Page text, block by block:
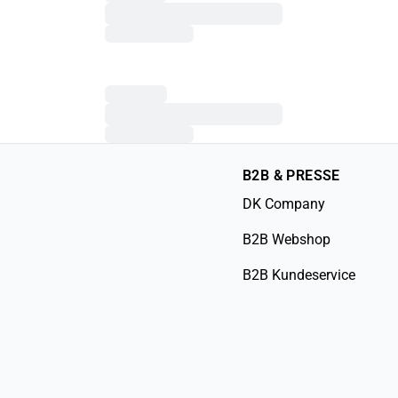
B2B & PRESSE
DK Company
B2B Webshop
B2B Kundeservice